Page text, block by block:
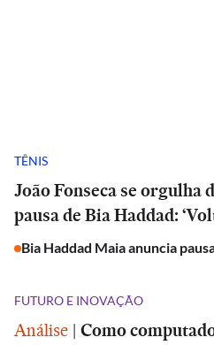
TÊNIS
João Fonseca se orgulha
pausa de Bia Haddad:
Bia Haddad Maia anuncia
FUTURO E INOVAÇÃO
Análise | Como